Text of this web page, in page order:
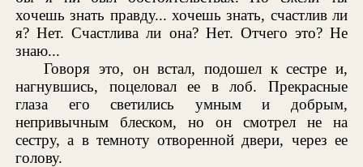
хочешь знать правду... хочешь знать, счастлив ли
я? Нет. Счастлива ли она? Нет. Отчего это? Не
знаю...
Говоря это, он встал, подошел к сестре и,
нагнувшись, поцеловал ее в лоб. Прекрасные
глаза его светились умным и добрым,
непривычным блеском, но он смотрел не на
сестру, а в темноту отворенной двери, через ее
голову.